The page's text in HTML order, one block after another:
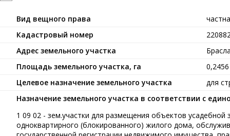
Вид вещного права
Кадастровый номер
Адрес земельного участка
Площадь земельного участка, га
0,2456
Целевое назначение земельного участка
для
Назначение земельного участка в соответствии с
1 09 02 - зем.участки для размещения объектов усадебной
одноквартирного (блокированного) жилого дома,